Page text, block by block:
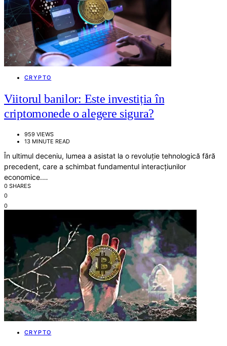
CRYPTO
Viitorul banilor: Este investiția în
criptomonede o alegere sigura?
959 VIEWS
13 MINUTE READ
În ultimul deceniu, lumea a asistat la o revoluție tehnologică fără
precedent, care a schimbat fundamentul interacțiunilor
economice.…
0 SHARES
0
0
CRYPTO